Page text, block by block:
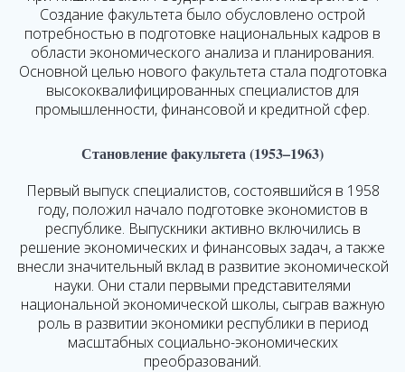
Создание факультета было обусловлено острой
потребностью в подготовке национальных кадров в
области экономического анализа и планирования.
Основной целью нового факультета стала подготовка
высококвалифицированных специалистов для
промышленности, финансовой и кредитной сфер.
Становление факультета (1953–1963)
Первый выпуск специалистов, состоявшийся в 1958
году, положил начало подготовке экономистов в
республике. Выпускники активно включились в
решение экономических и финансовых задач, а также
внесли значительный вклад в развитие экономической
науки. Они стали первыми представителями
национальной экономической школы, сыграв важную
роль в развитии экономики республики в период
масштабных социально-экономических
преобразований.